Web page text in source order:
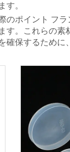
す。
ポイント フ
。これらの
保するために